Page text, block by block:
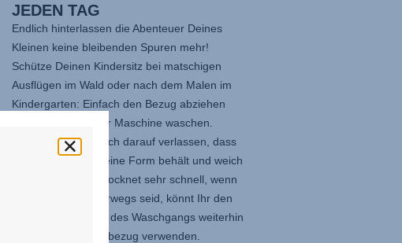
JEDEN TAG
Endlich hinterlassen die Abenteuer Deines
Kleinen keine bleibenden Spuren mehr!
Schütze Deinen Kindersitz bei matschigen
Ausflügen im Wald oder nach dem Malen im
Kindergarten: Einfach den Bezug abziehen
und bei 30 °C in der Maschine waschen.
Dabei kannst Du Dich darauf verlassen, dass
der robuste Stoff seine Form behält und weich
bleibt. Der Bezug trocknet sehr schnell, wenn
Ihr jedoch viel unterwegs seid, könnt Ihr den
Kindersitz während des Waschgangs weiterhin
mit seinem Originalbezug verwenden.